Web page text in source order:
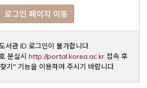
로그인 페이지 이동
서관 ID 로그인이 불가합니다.
분실시 http://portal.korea.ac.krOpens a
접속 후
기" 기능을 이용하여 주시기 바랍니다.